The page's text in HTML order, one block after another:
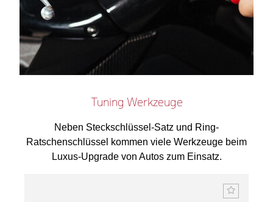
Tuning Werkzeuge
Neben Steckschlüssel-Satz und Ring-
Ratschenschlüssel kommen viele Werkzeuge beim
Luxus-Upgrade von Autos zum Einsatz.